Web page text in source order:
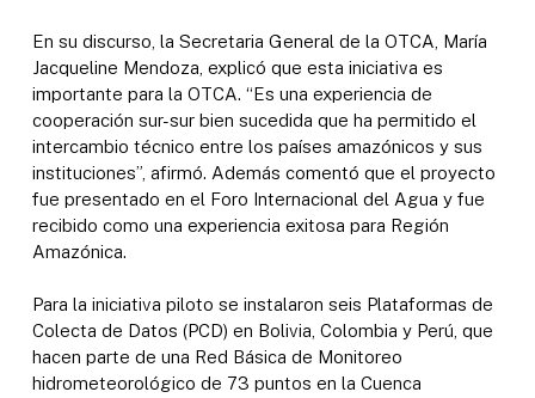
En su discurso, la Secretaria General de la OTCA, María
Jacqueline Mendoza, explicó que esta iniciativa es
importante para la OTCA. “Es una experiencia de
cooperación sur-sur bien sucedida que ha permitido el
intercambio técnico entre los países amazónicos y sus
instituciones”, afirmó. Además comentó que el proyecto
fue presentado en el Foro Internacional del Agua y fue
recibido como una experiencia exitosa para Región
Amazónica.
Para la iniciativa piloto se instalaron seis Plataformas de
Colecta de Datos (PCD) en Bolivia, Colombia y Perú, que
hacen parte de una Red Básica de Monitoreo
hidrometeorológico de 73 puntos en la Cuenca